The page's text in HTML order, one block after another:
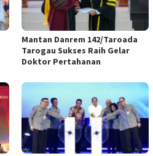
Mantan Danrem 142/Taroada
Tarogau Sukses Raih Gelar
Doktor Pertahanan